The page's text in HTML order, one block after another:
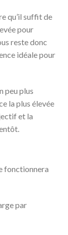
qu’il suffit de
pour
reste donc
idéale pour
peu plus
la plus élevée
et la
fonctionnera
par